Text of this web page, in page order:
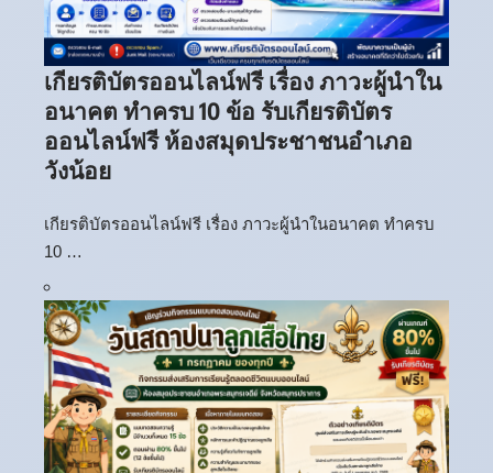
เกียรติบัตรออนไลน์ฟรี เรื่อง ภาวะผู้นำใน
อนาคต ทำครบ 10 ข้อ รับเกียรติบัตร
ออนไลน์ฟรี ห้องสมุดประชาชนอำเภอ
วังน้อย
เกียรติบัตรออนไลน์ฟรี เรื่อง ภาวะผู้นำในอนาคต ทำครบ
10 …